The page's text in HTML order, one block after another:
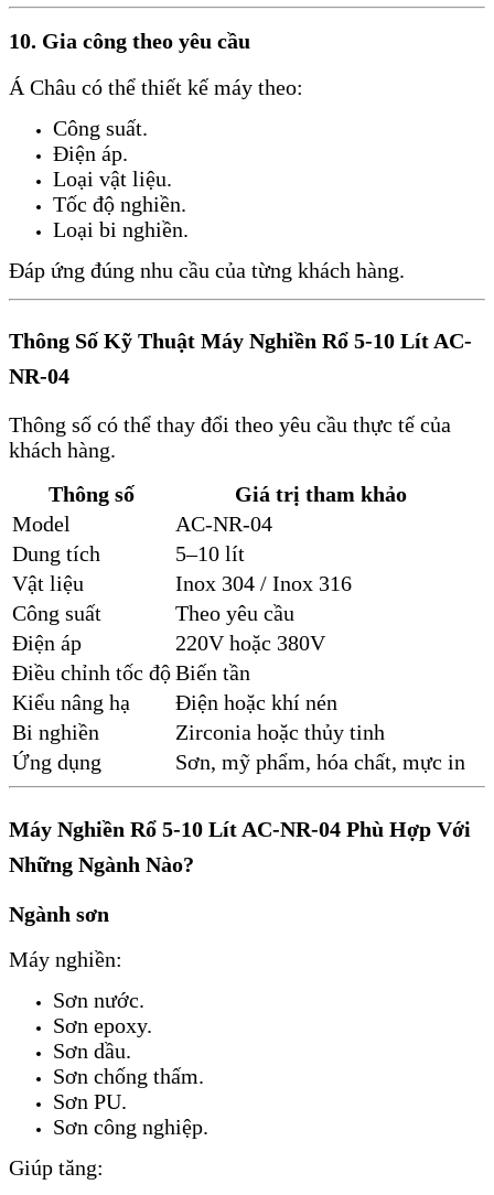
10. Gia công theo yêu cầu
Á Châu có thể thiết kế máy theo:
Công suất.
Điện áp.
Loại vật liệu.
Tốc độ nghiền.
Loại bi nghiền.
Đáp ứng đúng nhu cầu của từng khách hàng.
Thông Số Kỹ Thuật Máy Nghiền Rổ 5-10 Lít AC-
NR-04
Thông số có thể thay đổi theo yêu cầu thực tế của
khách hàng.
Thông số
Giá trị tham khảo
Model
AC-NR-04
Dung tích
5–10 lít
Vật liệu
Inox 304 / Inox 316
Công suất
Theo yêu cầu
Điện áp
220V hoặc 380V
Điều chỉnh tốc độBiến tần
Kiểu nâng hạ
Điện hoặc khí nén
Bi nghiền
Zirconia hoặc thủy tinh
Ứng dụng
Sơn, mỹ phẩm, hóa chất, mực in
Máy Nghiền Rổ 5-10 Lít AC-NR-04 Phù Hợp Với
Những Ngành Nào?
Ngành sơn
Máy nghiền:
Sơn nước.
Sơn epoxy.
Sơn dầu.
Sơn chống thấm.
Sơn PU.
Sơn công nghiệp.
Giúp tăng: